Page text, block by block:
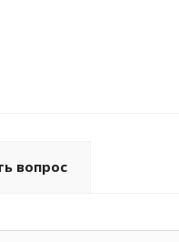
вопрос